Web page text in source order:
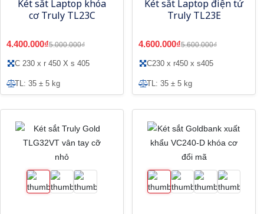
Két sắt Laptop khóa
cơ Truly TL23C
4.400.000₫5.000.000₫
C 230 x r 450 X s 405
TL: 35 ± 5 kg
Két sắt Laptop điện tử
Truly TL23E
4.600.000₫5.600.000₫
C230 x r450 x s405
TL: 35 ± 5 kg